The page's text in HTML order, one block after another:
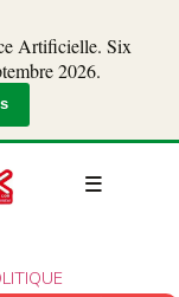
Artificielle. Six
2026.